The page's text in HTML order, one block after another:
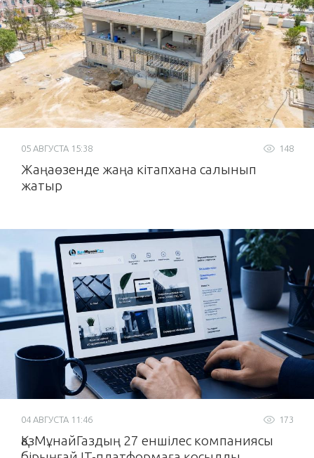
148
05 АВГУСТА 15:38
Жаңаөзенде жаңа кітапхана салынып
жатыр
173
04 АВГУСТА 11:46
ҚазМұнайГаздың 27 еншілес компаниясы